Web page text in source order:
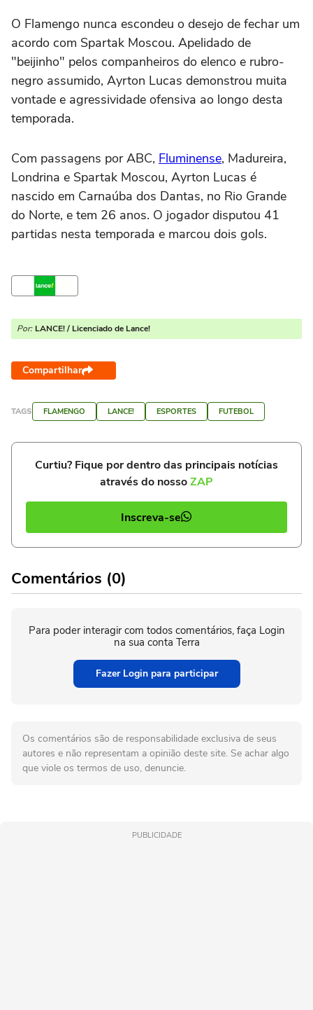
O Flamengo nunca escondeu o desejo de fechar um
acordo com Spartak Moscou. Apelidado de
"beijinho" pelos companheiros do elenco e rubro-
negro assumido, Ayrton Lucas demonstrou muita
vontade e agressividade ofensiva ao longo desta
temporada.
Com passagens por ABC, Fluminense, Madureira,
Londrina e Spartak Moscou, Ayrton Lucas é
nascido em Carnaúba dos Dantas, no Rio Grande
do Norte, e tem 26 anos. O jogador disputou 41
partidas nesta temporada e marcou dois gols.
Por: LANCE! / Licenciado de Lance!
Compartilhar
TAGS FLAMENGO LANCE! ESPORTES FUTEBOL
Curtiu? Fique por dentro das principais notícias
através do nossoZAP
Inscreva-se
Comentários (0)
Para poder interagir com todos comentários, faça Login
na sua conta Terra
Fazer Login para participar
Os comentários são de responsabilidade exclusiva de seus
autores e não representam a opinião deste site. Se achar algo
que viole os termos de uso, denuncie.
PUBLICIDADE